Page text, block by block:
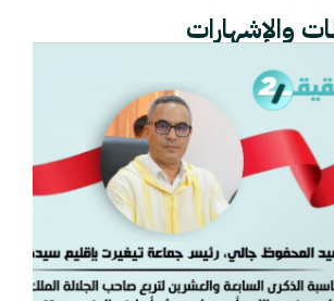
والإشهارات